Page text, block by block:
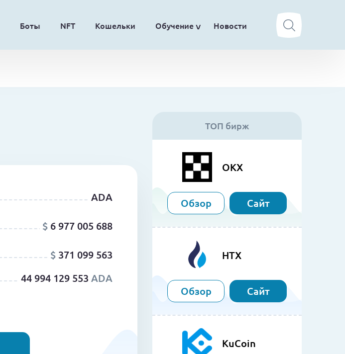
Боты NFT Кошельки Обучение Новости
ADA
$ 6 977 005 688
$ 371 099 563
44 994 129 553 ADA
ТОП бирж
OKX
Обзор Сайт
HTX
Обзор Сайт
KuCoin